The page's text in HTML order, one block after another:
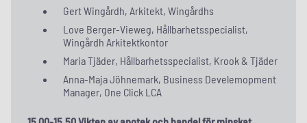
Gert Wingårdh, Arkitekt, Wingårdhs
Love Berger-Vieweg, Hållbarhetsspecialist,
Wingårdh Arkitektkontor
Maria Tjäder, Hållbarhetsspecialist, Krook & Tjäder
Anna-Maja Jöhnemark, Business Develemopment
Manager, One Click LCA